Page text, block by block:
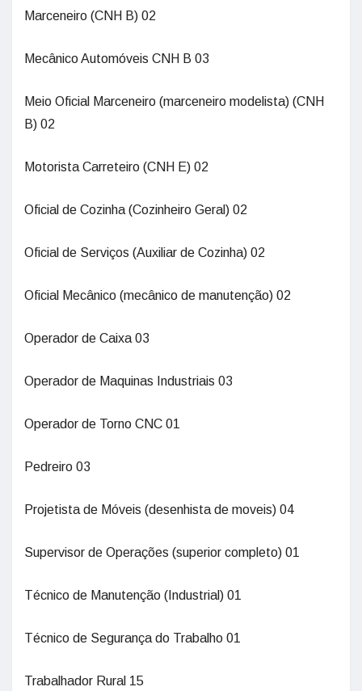
Marceneiro (CNH B) 02
Mecânico Automóveis CNH B 03
Meio Oficial Marceneiro (marceneiro modelista) (CNH
B) 02
Motorista Carreteiro (CNH E) 02
Oficial de Cozinha (Cozinheiro Geral) 02
Oficial de Serviços (Auxiliar de Cozinha) 02
Oficial Mecânico (mecânico de manutenção) 02
Operador de Caixa 03
Operador de Maquinas Industriais 03
Operador de Torno CNC 01
Pedreiro 03
Projetista de Móveis (desenhista de moveis) 04
Supervisor de Operações (superior completo) 01
Técnico de Manutenção (Industrial) 01
Técnico de Segurança do Trabalho 01
Trabalhador Rural 15